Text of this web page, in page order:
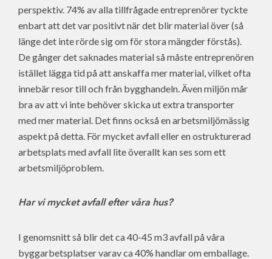
perspektiv. 74% av alla tillfrågade entreprenörer tyckte
enbart att det var positivt när det blir material över (så
länge det inte rörde sig om för stora mängder förstås).
De gånger det saknades material så måste entreprenören
istället lägga tid på att anskaffa mer material, vilket ofta
innebär resor till och från bygghandeln. Även miljön mår
bra av att vi inte behöver skicka ut extra transporter
med mer material. Det finns också en arbetsmiljömässig
aspekt på detta. För mycket avfall eller en ostrukturerad
arbetsplats med avfall lite överallt kan ses som ett
arbetsmiljöproblem.
Har vi mycket avfall efter våra hus?
I genomsnitt så blir det ca 40-45 m3 avfall på våra
byggarbetsplatser varav ca 40% handlar om emballage.